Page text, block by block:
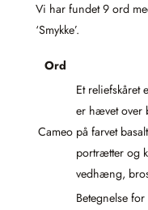
Vi har fundet 9 ord
‘Smykke’.
Ord
Cameo
Et reliefskåret
er hævet over
på farvet
portrætter og
vedhæng,
Betegnelse